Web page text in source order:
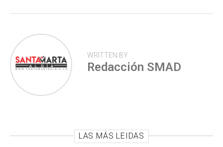
WRITTEN BY
Redacción SMAD
LAS MÁS LEIDAS